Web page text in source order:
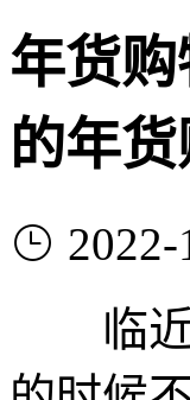
年货
的年
临近